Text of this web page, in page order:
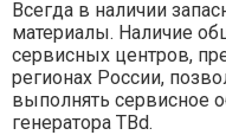
Всегда в наличии
материалы. Наличие
сервисных центров,
регионах России,
выполнять сервисное
генератора TBd.